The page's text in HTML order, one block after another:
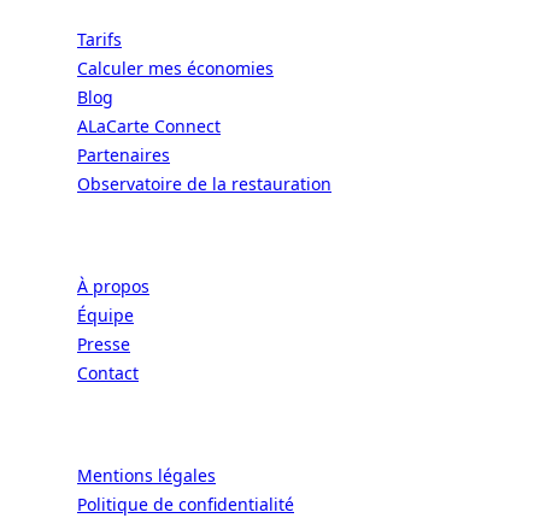
Tarifs
Calculer mes économies
Blog
ALaCarte Connect
Partenaires
Observatoire de la restauration
À propos
Équipe
Presse
Contact
Mentions légales
Politique de confidentialité